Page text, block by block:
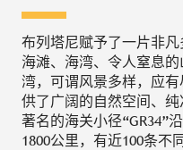
布列塔尼赋予了一片非
海滩、海湾、令人窒息
湾，可谓风景多样，应
供了广阔的自然空间、纯
著名的海关小径“GR34”
1800公里，有近100条不